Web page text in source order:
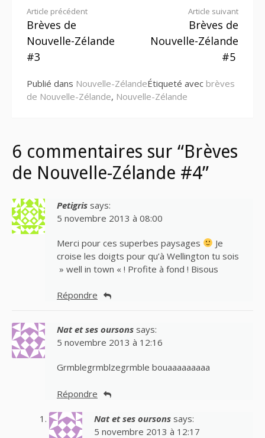
Lire
la
suite
Article précédent
Brèves de
Nouvelle-Zélande
#3
Article suivant
Brèves de
Nouvelle-Zélande
#5
Publié dans Nouvelle-ZélandeÉtiqueté avec brèves
de Nouvelle-Zélande, Nouvelle-Zélande
6 commentaires sur “Brèves
de Nouvelle-Zélande #4”
Petigris says:
5 novembre 2013 à 08:00
Merci pour ces superbes paysages
Je
croise les doigts pour qu’à Wellington tu sois
» well in town « ! Profite à fond ! Bisous
Répondre
Nat et ses oursons says:
5 novembre 2013 à 12:16
Grmblegrmblzegrmble bouaaaaaaaaa
Répondre
Nat et ses oursons says:
5 novembre 2013 à 12:17